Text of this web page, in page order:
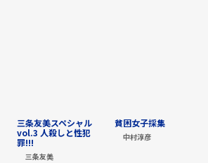
三条友美スペシャル
vol.3 人殺しと性犯
罪!!!
三条友美
貧困女子採集
中村淳彦